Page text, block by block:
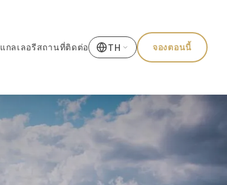
แกลเลอรีสถานที่ติดต่อ TH จองตอนนี้